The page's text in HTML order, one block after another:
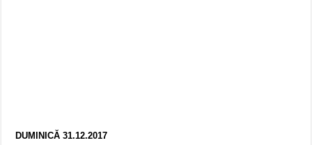
DUMINICĂ 31.12.2017